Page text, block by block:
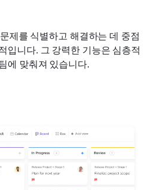
제를 식별하고 해결하는 데 중점
입니다. 그 강력한 기능은 심층적
에 맞춰져 있습니다.